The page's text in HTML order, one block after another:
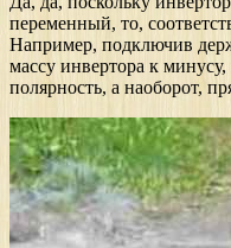
переменный, то,
Например, подключив
массу инвертора к
полярность, а наоборот,